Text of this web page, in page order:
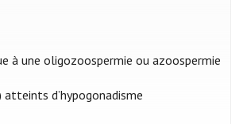
une oligozoospermie ou azoospermie
d’hypogonadisme